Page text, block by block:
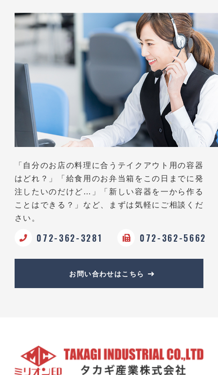
「自分のお店の料理に合うテイクアウト用の容器
はどれ？」
「給食用のお弁当箱をこの日までに発
注したいのだけど…」
「新しい容器を一から作る
ことはできる？」など、
まずは気軽にご相談くだ
さい。
072-362-3281 072-362-5662
お問い合わせはこちら